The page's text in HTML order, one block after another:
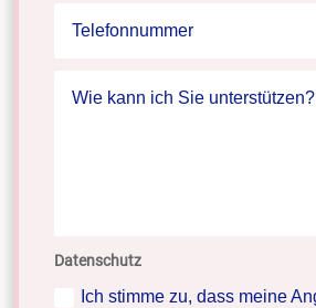
Datenschutz
Ich stimme zu, dass meine